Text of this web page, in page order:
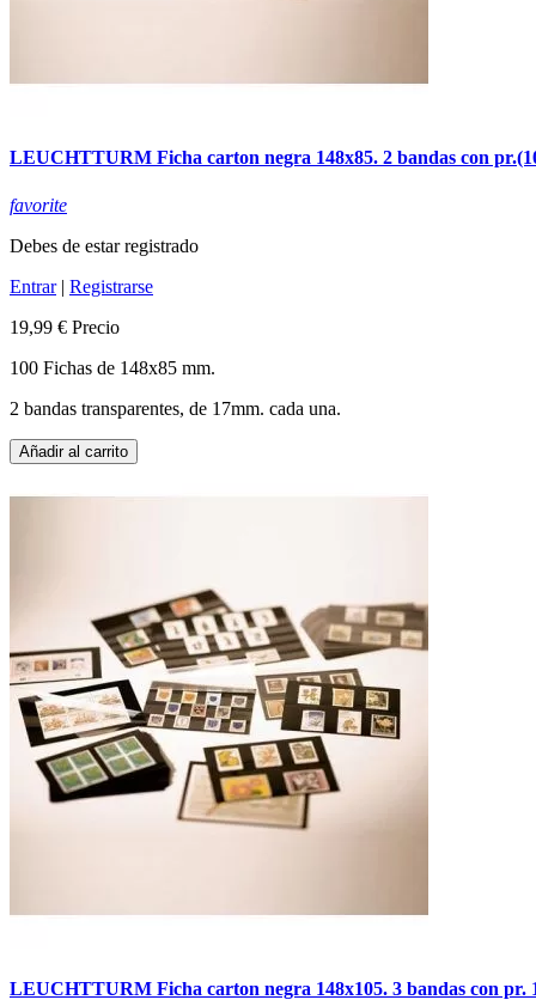
LEUCHTTURM Ficha carton negra 148x85. 2 bandas con
favorite
Debes de estar registrado
Entrar| Registrarse
19,99 € Precio
100 Fichas de 148x85 mm.
2 bandas transparentes, de 17mm. cada una.
Añadir al carrito
LEUCHTTURM Ficha carton negra 148x105. 3 bandas con pr.